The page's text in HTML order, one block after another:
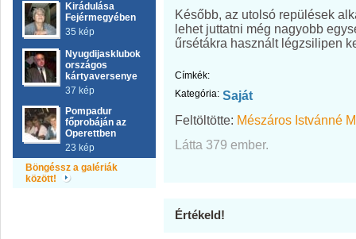
Kirádulása
Fejérmegyében
35 kép
Nyugdijasklubok
országos
kártyaversenye
37 kép
Pompadur
főprobáján az
Operettben
23 kép
Böngéssz a galériák
között!
Később, az utolsó repülések
lehet juttatni még nagyobb
űrsétákra használt légzsilipen
Címkék:
Kategória: Saját
Feltöltötte: Mészáros Istvánné
Látta 379 ember.
Értékeld!